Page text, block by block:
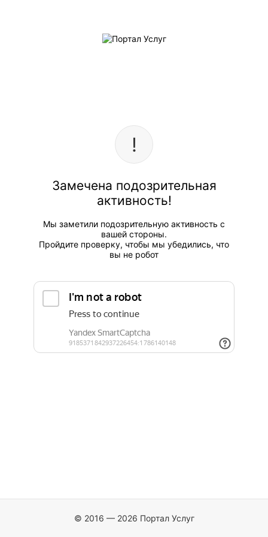
Замечена подозрительная
активность!
Мы заметили подозрительную активность с
вашей стороны.
Пройдите проверку, чтобы мы убедились, что
вы не робот
© 2016 — 2026 Портал Услуг